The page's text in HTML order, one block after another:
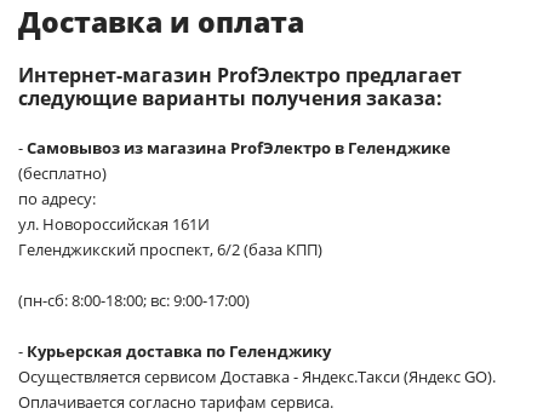
Доставка и оплата
Интернет-магазин ProfЭлектро предлагает
следующие варианты получения заказа:
-Самовывоз из магазина ProfЭлектро в Геленджике
(бесплатно)
по адресу:
ул. Новороссийская 161И
Геленджикский проспект, 6/2 (база КПП)
(пн-сб: 8:00-18:00; вс: 9:00-17:00)
- Курьерская доставка по Геленджику
Осуществляется сервисом Доставка - Яндекс.Такси (Яндекс GO).
Оплачивается согласно тарифам сервиса.